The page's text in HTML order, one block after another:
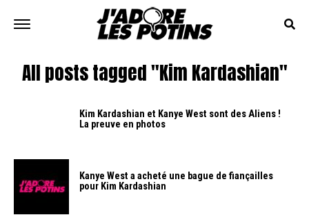
All posts tagged "Kim Kardashian"
Kim Kardashian et Kanye West sont des Aliens !
La preuve en photos
Kanye West a acheté une bague de fiançailles
pour Kim Kardashian